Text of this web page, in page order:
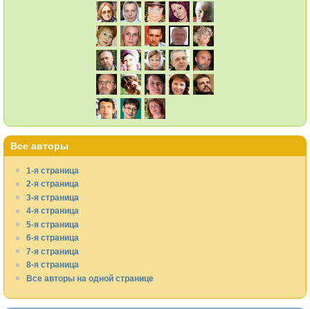
Все авторы
1-я страница
2-я страница
3-я страница
4-я страница
5-я страница
6-я страница
7-я страница
8-я страница
Все авторы на одной странице